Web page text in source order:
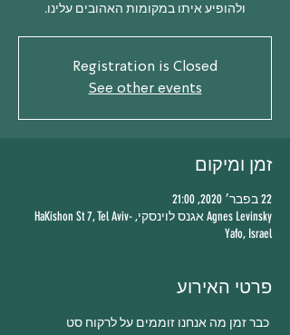
ולהופיע איתו במקומות האהובים עלינו.
Registration is Closed
See other events
זמן ומיקום
22 בפבר׳ 2020, 21:00
Agnes Levinsky אגנס לוינסקי, HaKishon St 7, Tel Aviv-
Yafo, Israel
פרטי האירוע
כבר זמן מה אנחנו זוממים על לרקוח סט